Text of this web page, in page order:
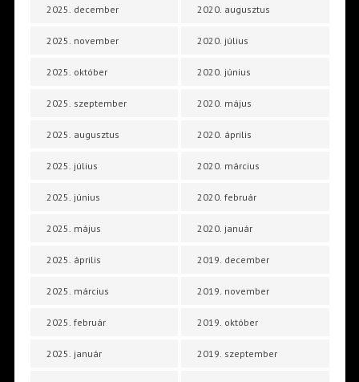
2025. december
2025. november
2025. október
2025. szeptember
2025. augusztus
2025. július
2025. június
2025. május
2025. április
2025. március
2025. február
2025. január
2020. augusztus
2020. július
2020. június
2020. május
2020. április
2020. március
2020. február
2020. január
2019. december
2019. november
2019. október
2019. szeptember